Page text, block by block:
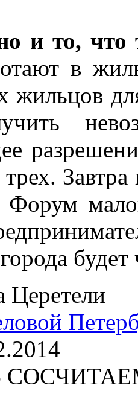
и то, что
в
жильцов
Форум
будет
Церетели